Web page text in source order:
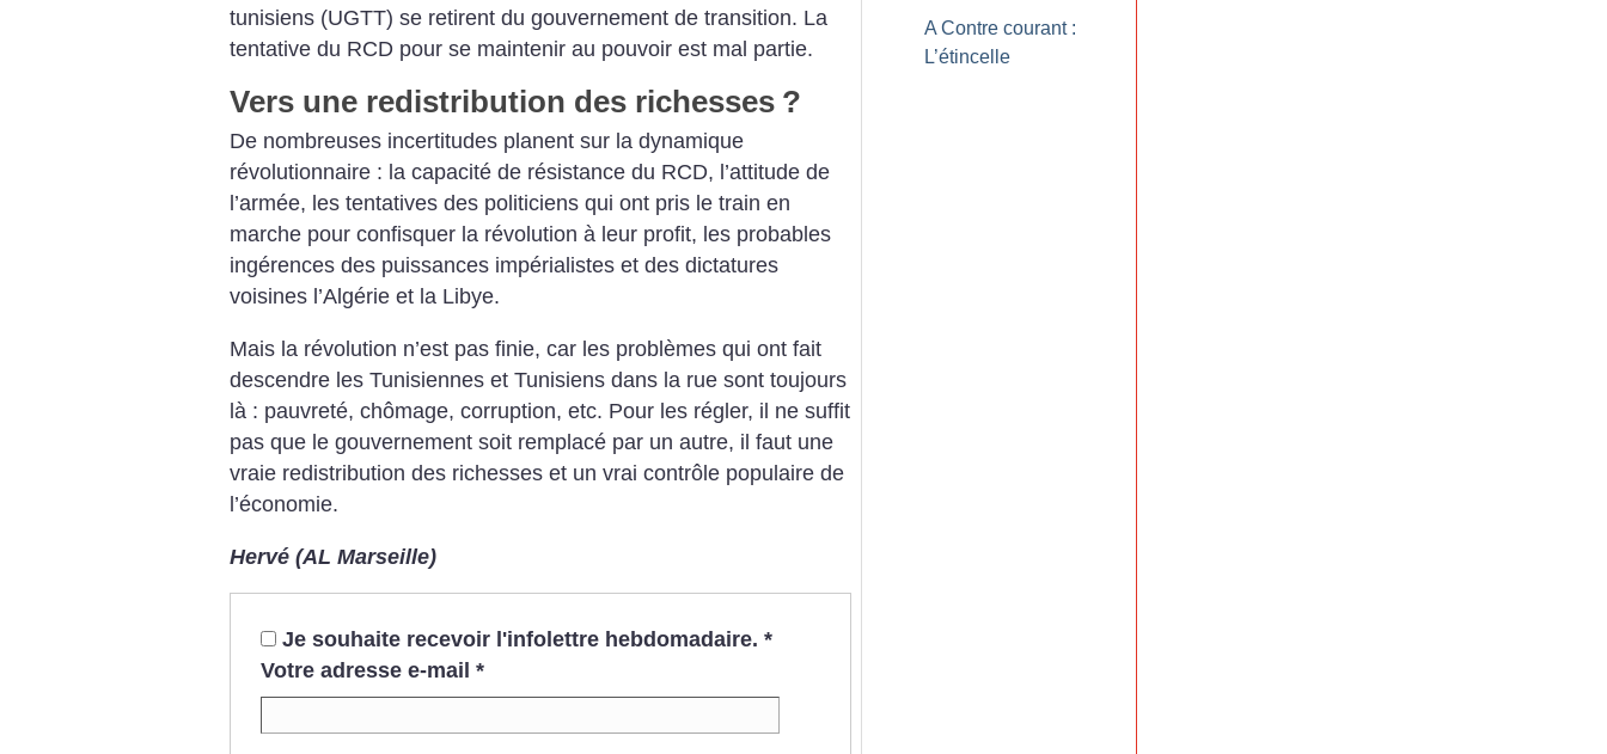
tunisiens (UGTT) se retirent du gouvernement de transition. La
tentative du RCD pour se maintenir au pouvoir est mal partie.
Vers une redistribution des richesses ?
De nombreuses incertitudes planent sur la dynamique
révolutionnaire : la capacité de résistance du RCD, l’attitude de
l’armée, les tentatives des politiciens qui ont pris le train en
marche pour confisquer la révolution à leur profit, les probables
ingérences des puissances impérialistes et des dictatures
voisines l’Algérie et la Libye.
Mais la révolution n’est pas finie, car les problèmes qui ont fait
descendre les Tunisiennes et Tunisiens dans la rue sont toujours
là : pauvreté, chômage, corruption, etc. Pour les régler, il ne suffit
pas que le gouvernement soit remplacé par un autre, il faut une
vraie redistribution des richesses et un vrai contrôle populaire de
l’économie.
Hervé (AL Marseille)
Je souhaite recevoir l'infolettre hebdomadaire. *
Votre adresse e-mail *
A Contre courant :
L’étincelle